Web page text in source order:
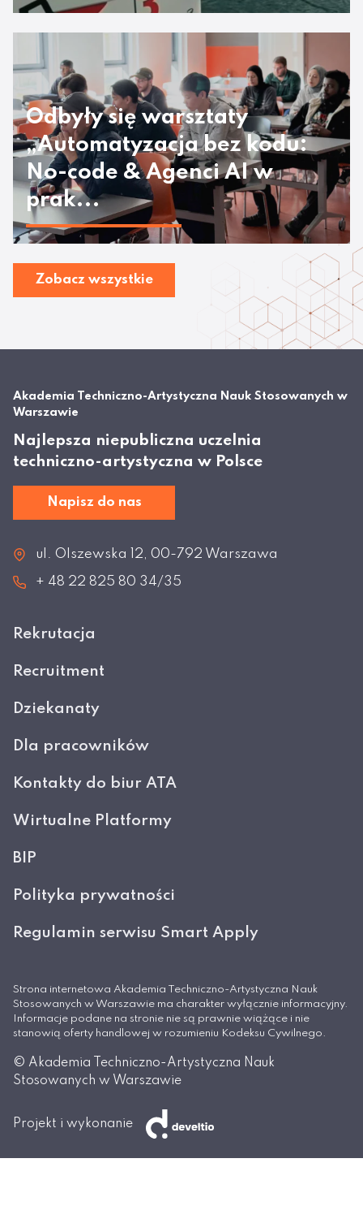
Odbyły się warsztaty
„Automatyzacja bez kodu:
No-code & Agenci AI w
prak...
Zobacz wszystkie
Akademia Techniczno-Artystyczna Nauk Stosowanych w
Warszawie
Najlepsza niepubliczna uczelnia
techniczno-artystyczna w Polsce
Napisz do nas
ul. Olszewska 12, 00-792 Warszawa
+ 48 22 825 80 34/35
Rekrutacja
Recruitment
Dziekanaty
Dla pracowników
Kontakty do biur ATA
Wirtualne Platformy
BIP
Polityka prywatności
Regulamin serwisu Smart Apply
Strona internetowa Akademia Techniczno-Artystyczna Nauk
Stosowanych w Warszawie ma charakter wyłącznie informacyjny.
Informacje podane na stronie nie są prawnie wiążące i nie
stanowią oferty handlowej w rozumieniu Kodeksu Cywilnego.
© Akademia Techniczno-Artystyczna Nauk
Stosowanych w Warszawie
Projekt i wykonanie